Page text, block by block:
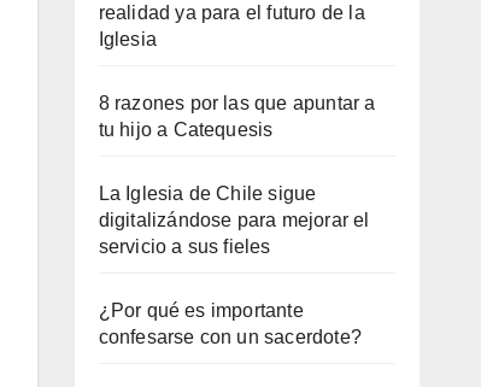
realidad ya para el futuro de la
Iglesia
8 razones por las que apuntar a
tu hijo a Catequesis
La Iglesia de Chile sigue
digitalizándose para mejorar el
servicio a sus fieles
¿Por qué es importante
confesarse con un sacerdote?